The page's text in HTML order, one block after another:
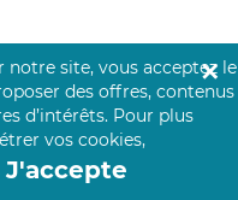
site, vous acceptez le
des offres, contenus
d’intérêts. Pour plus
vos cookies,
J'accepte
✕